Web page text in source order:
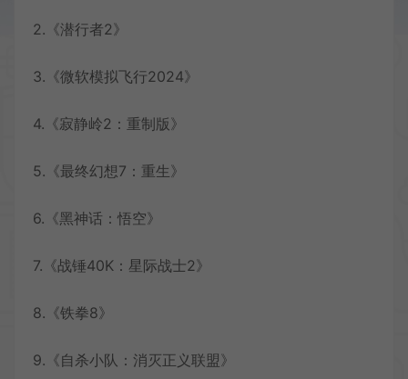
2.《潜行者2》
3.《微软模拟飞行2024》
4.《寂静岭2：重制版》
5.《最终幻想7：重生》
6.《黑神话：悟空》
7.《战锤40K：星际战士2》
8.《铁拳8》
9.《自杀小队：消灭正义联盟》